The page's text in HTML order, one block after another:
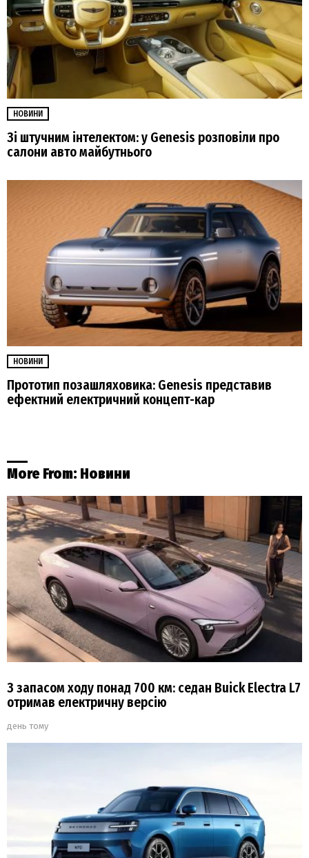
НОВИНИ
Зі штучним інтелектом: у Genesis розповіли про
салони авто майбутнього
НОВИНИ
Прототип позашляховика: Genesis представив
ефектний електричний концепт-кар
More From: Новини
З запасом ходу понад 700 км: седан Buick Electra L7
отримав електричну версію
день тому